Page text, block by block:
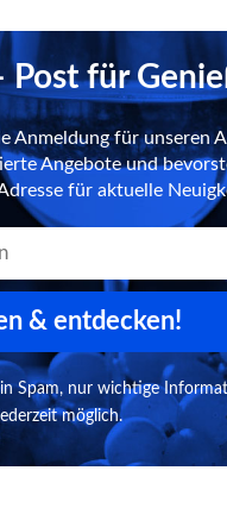
für
Anmeldung für unseren
Angebote und
für aktuelle
& entdecken!
Spam, nur wichtige
möglich.